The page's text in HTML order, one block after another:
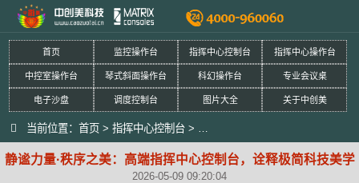
首页 监控操作台 指挥中心控制台 指挥中心操作台
中控室操作台 琴式斜面操作台 科幻操作台 专业会议桌
电子沙盘 调度控制台 图片大全 关于中创美
当前位置：首页 > 指挥中心控制台 > 静谧力量·秩序之美：高端指挥中
静谧力量·秩序之美：高端指挥中心控制台，诠释极简科技美学
2026-05-09 09:20:04